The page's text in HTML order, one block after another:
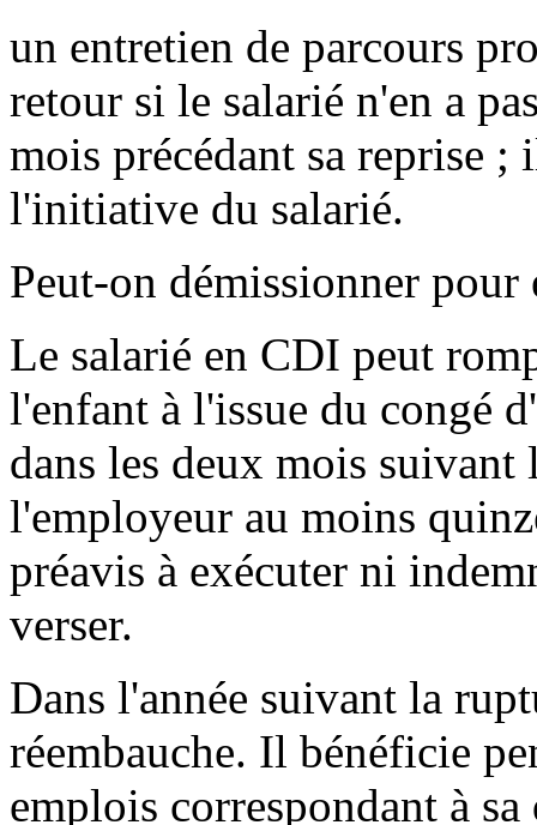
un entretien de parcours
retour si le salarié n'en a
mois précédant sa reprise
l'initiative du salarié.
Peut-on démissionner pour
Le salarié en CDI peut
l'enfant à l'issue du congé
dans les deux mois
l'employeur au moins
préavis à exécuter ni
verser.
Dans l'année suivant la
réembauche. Il bénéficie
emplois correspondant à